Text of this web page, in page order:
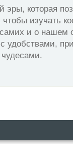
эры, которая
изучать
и о нашем
удобствами,